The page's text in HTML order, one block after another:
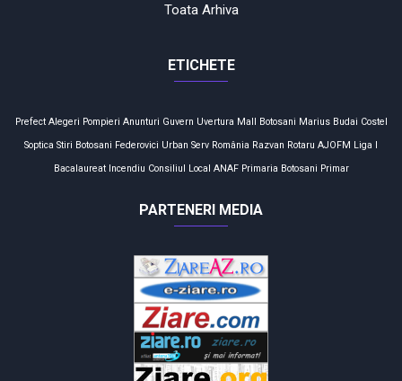
Toata Arhiva
ETICHETE
Prefect Alegeri Pompieri Anunturi Guvern Uvertura Mall Botosani Marius Budai Costel
Soptica Stiri Botosani Federovici Urban Serv România Razvan Rotaru AJOFM Liga I
Bacalaureat Incendiu Consiliul Local ANAF Primaria Botosani Primar
PARTENERI MEDIA